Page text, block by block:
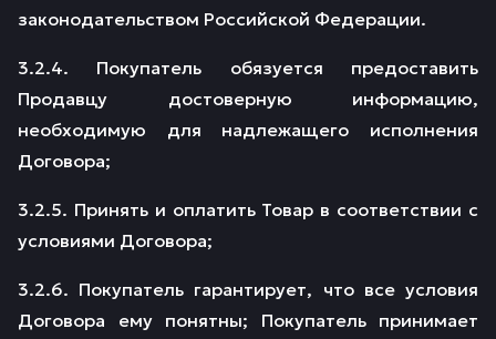
законодательством Российской Федерации.
3.2.4. Покупатель обязуется предоставить
Продавцу достоверную информацию,
необходимую для надлежащего исполнения
Договора;
3.2.5. Принять и оплатить Товар в соответствии с
условиями Договора;
3.2.6. Покупатель гарантирует, что все условия
Договора ему понятны; Покупатель принимает